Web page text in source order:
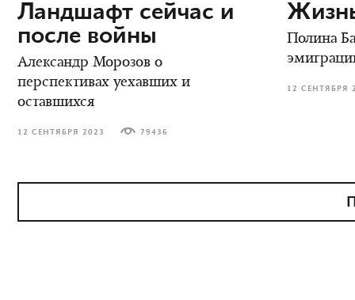
Ландшафт сейчас и
после войны
Александр Морозов о
перспективах уехавших и
оставшихся
12 СЕНТЯБРЯ 2023 79436
Полина
12 СЕНТЯБРЯ